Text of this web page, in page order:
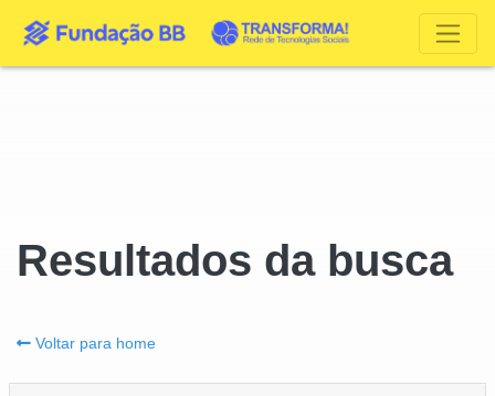
Resultados da busca
Voltar para home